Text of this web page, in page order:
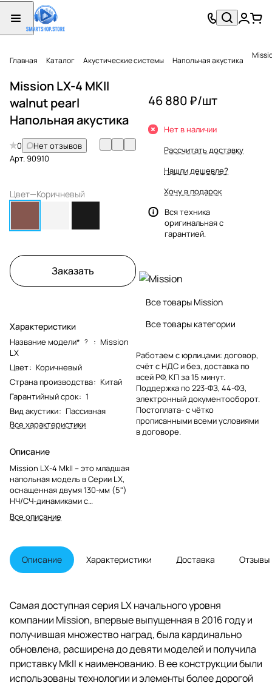
Главная Каталог Акустические системы Напольная акустика
Mission LX-4 MKII
walnut pearl
Напольная акустика
0
Нет отзывов
Арт.90910
Цвет—Коричневый
Заказать
Характеристики
Название модели* ? : Mission
LX
Цвет: Коричневый
Страна производства: Китай
Гарантийный срок: 1
Вид акустики: Пассивная
Все характеристики
Описание
Mission LX-4 MkII – это младшая
напольная модель в Серии LX,
оснащенная двумя 130-мм (5")
НЧ/СЧ-динамиками с
композитным волоконным
диффузором и 25-мм (1.0")
твитером.
Все описание
46 880 ₽/шт
Нет в наличии
Рассчитать доставку
Нашли дешевле?
Хочу в подарок
Вся техника
оригинальная с
гарантией.
Все товары Mission
Все товары категории
Работаем с юрлицами: договор,
счёт с НДС и без, доставка по
всей РФ, КП за 15 минут.
Поддержка по 223-ФЗ, 44-ФЗ,
электронный документооборот.
Постоплата- с чётко
прописанными всеми условиями
в договоре.
Описание Характеристики Доставка Отзывы
Самая доступная серия LX начального уровня
компании Mission, впервые выпущенная в 2016 году и
получившая множество наград, была кардинально
обновлена, расширена до девяти моделей и получила
приставку MkII к наименованию. В ее конструкции были
использованы технологии и элементы более дорогой